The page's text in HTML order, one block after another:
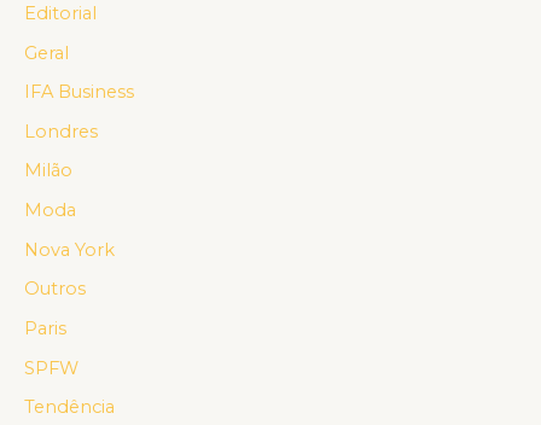
Editorial
Geral
IFA Business
Londres
Milão
Moda
Nova York
Outros
Paris
SPFW
Tendência